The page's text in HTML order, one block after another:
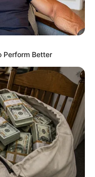
Down Before You
Perform Better